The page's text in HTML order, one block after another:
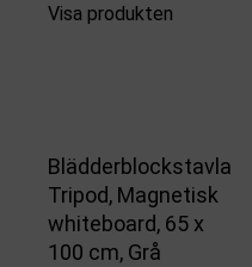
Visa produkten
Blädderblockstavla
Tripod, Magnetisk
whiteboard, 65 x
100 cm, Grå